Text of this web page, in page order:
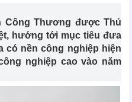
Công Thương được Thủ
hướng tới mục tiêu đưa
có nền công nghiệp hiện
nghiệp cao vào năm